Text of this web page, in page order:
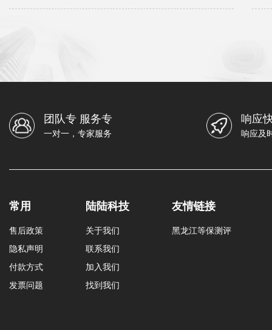
团队专 服务专
一对一，专家服务
响应
响应及
常用
售后政策
隐私声明
付款方式
发票问题
陆陆科技
关于我们
联系我们
加入我们
找到我们
友情链接
黑龙江等保测评